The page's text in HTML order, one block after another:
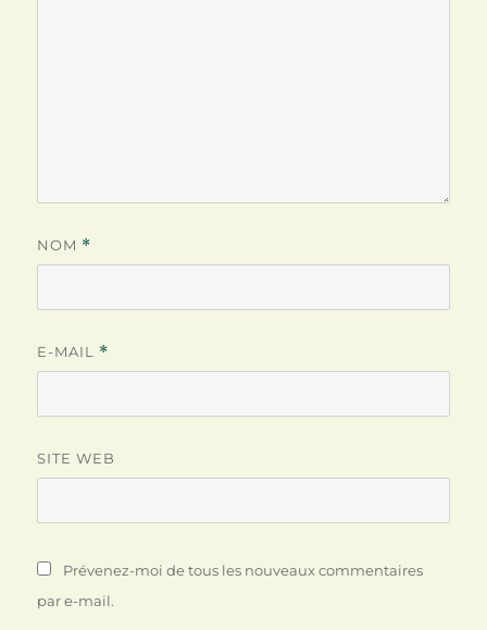
NOM *
E-MAIL *
SITE WEB
Prévenez-moi de tous les nouveaux commentaires
par e-mail.